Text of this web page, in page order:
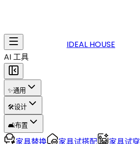
IDEAL HOUSE
AI 工具
✨通用
🛠️设计
🛋️布置